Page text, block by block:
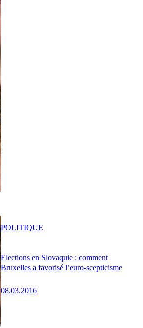
Elections en Slovaquie : comment
Bruxelles a favorisé l’euro-scepticisme
08.03.2016
POLITIQUE